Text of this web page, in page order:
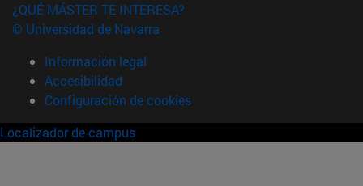
¿QUÉ MÁSTER TE INTERESA?
© Universidad de Navarra
Información legal
Accesibilidad
Configuración de cookies
Localizador de campus